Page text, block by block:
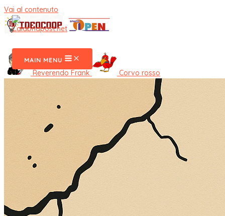
Vai al contenuto
MAIN MENU
Reverendo Frank Corvo rosso